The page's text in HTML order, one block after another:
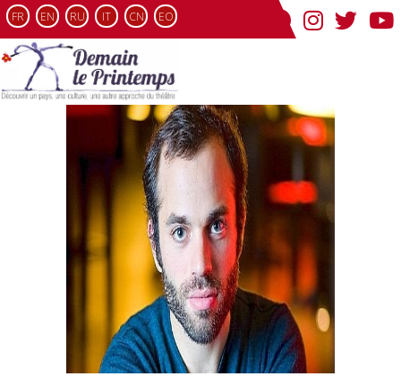
FR EN RU IT CN EO